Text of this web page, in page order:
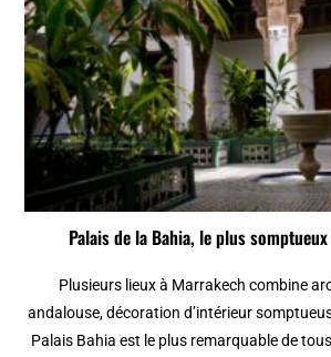
Palais de la Bahia, le plus
Plusieurs lieux à Marrakech combine
andalouse, décoration d’intérieur
Palais Bahia est le plus remarquable de